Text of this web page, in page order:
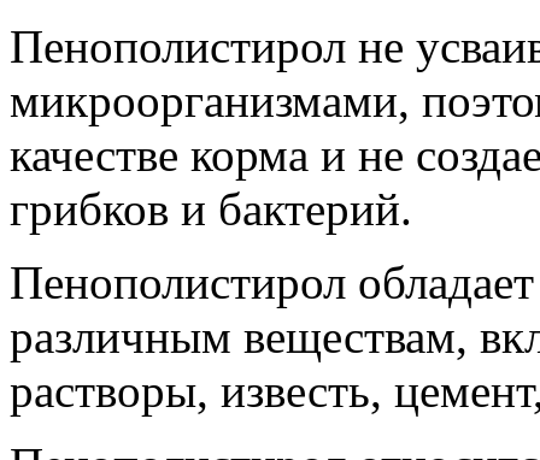
Пенополистирол не
микроорганизмами,
качестве корма и не
грибков и бактерий.
Пенополистирол
различным веществам,
растворы, известь,